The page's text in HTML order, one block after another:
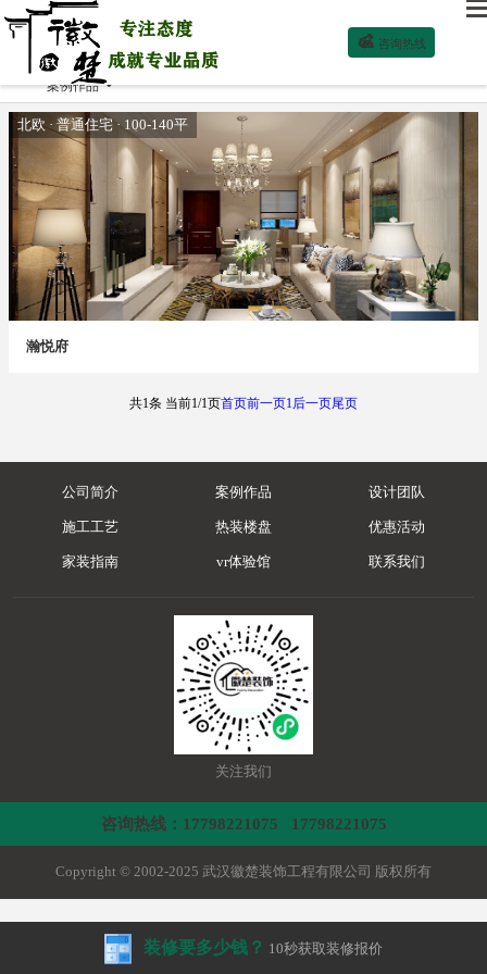
 咨询热线
案例作品
北欧 · 普通住宅 · 100-140平
瀚悦府
共1条 当前1/1页首页前一页1后一页尾页
公司简介 案例作品 设计团队
施工工艺 热装楼盘 优惠活动
家装指南 vr体验馆 联系我们
关注我们
咨询热线：17798221075 17798221075
Copyright © 2002-2025 武汉徽楚装饰工程有限公司 版权所有
装修要多少钱？ 10秒获取装修报价